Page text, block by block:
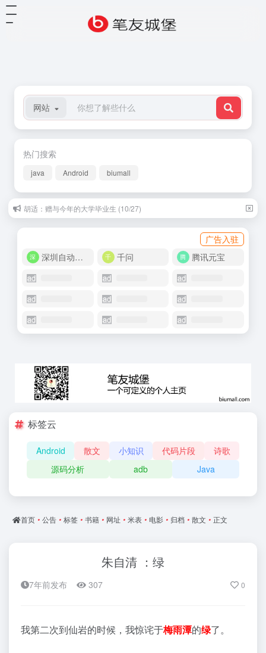
网站
热门搜索
java Android biumall
莫泊桑：巴蒂斯特太太 (09/24)
广告入驻
深圳自动化商城
千问 腾讯元宝
标签云
Android 散文 小知识 代码片段
诗歌
源码分析
adb Java
首页 • 公告 • 标签 • 书籍 • 网址 • 米表 • 电影 • 归档 • 散文 • 正文
朱自清 ：绿
7年前发布 307 0
我第二次到仙岩的时候，我惊诧于梅雨潭的绿了。